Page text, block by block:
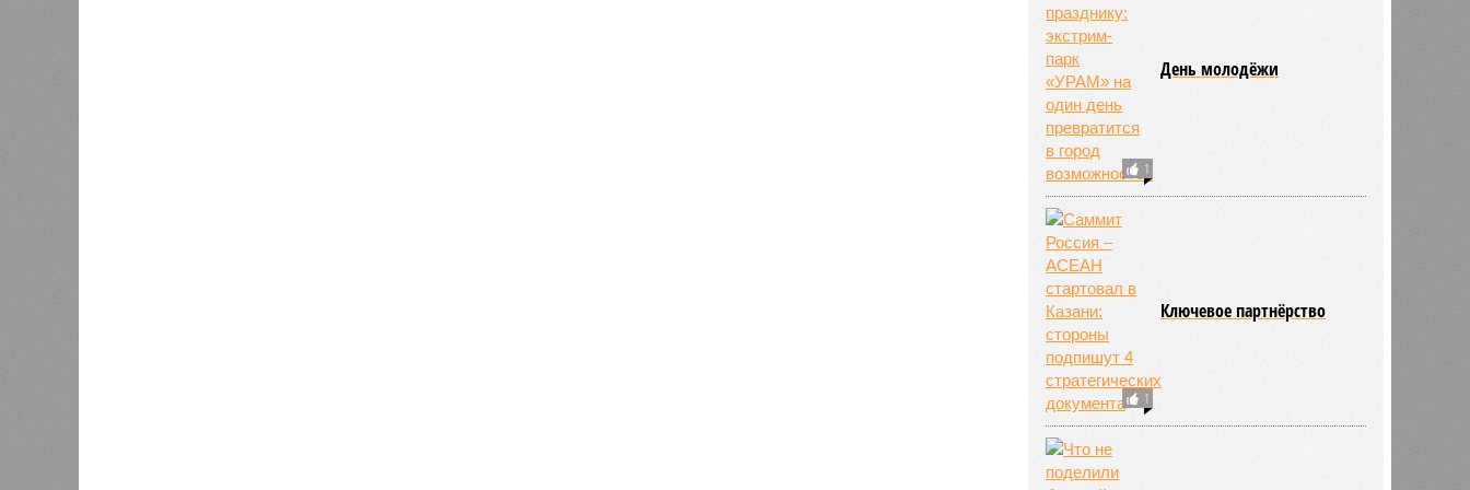
1
День молодёжи
1
Ключевое партнёрство